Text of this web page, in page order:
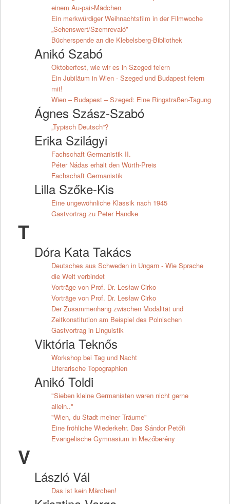
einem Au-pair-Mädchen
Ein merkwürdiger Weihnachtsfilm in der Filmwoche
„Sehenswert/Szemrevaló”
Bücherspende an die Klebelsberg-Bibliothek
Anikó Szabó
Oktoberfest, wie wir es in Szeged feiern
Ein Jubiläum in Wien - Szeged und Budapest feiern
mit!
Wien – Budapest – Szeged: Eine Ringstraßen-Tagung
Ágnes Szász-Szabó
„Typisch Deutsch“?
Erika Szilágyi
Fachschaft Germanistik II.
Péter Nádas erhält den Würth-Preis
Fachschaft Germanistik
Lilla Szőke-Kis
Eine ungewöhnliche Klassik nach 1945
Gastvortrag zu Peter Handke
T
Dóra Kata Takács
Deutsches aus Schweden in Ungarn - Wie Sprache
die Welt verbindet
Vorträge von Prof. Dr. Lesław Cirko
Vorträge von Prof. Dr. Lesław Cirko
Der Zusammenhang zwischen Modalität und
Zeitkonstitution am Beispiel des Polnischen
Gastvortrag in Linguistik
Viktória Teknős
Workshop bei Tag und Nacht
Literarische Topographien
Anikó Toldi
"Sieben kleine Germanisten waren nicht gerne
allein.."
"Wien, du Stadt meiner Träume"
Eine fröhliche Wiederkehr. Das Sándor Petőfi
Evangelische Gymnasium in Mezőberény
V
László Vál
Das ist kein Märchen!